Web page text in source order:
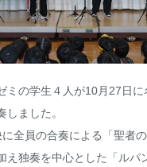
ミの学生４人が10月27日に
しました。
全員の合奏による「聖者
え独奏を中心とした「ルパ